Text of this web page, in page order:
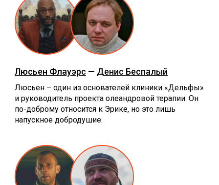
Люсьен Флауэрс — Денис Беспалый
Люсьен – один из основателей клиники «Дельфы»
и руководитель проекта олеандровой терапии. Он
по-доброму относится к Эрике, но это лишь
напускное добродушие.